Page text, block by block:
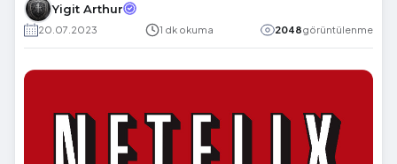
Yigit Arthur
20.07.2023 1 dk okuma 2048görüntülenme